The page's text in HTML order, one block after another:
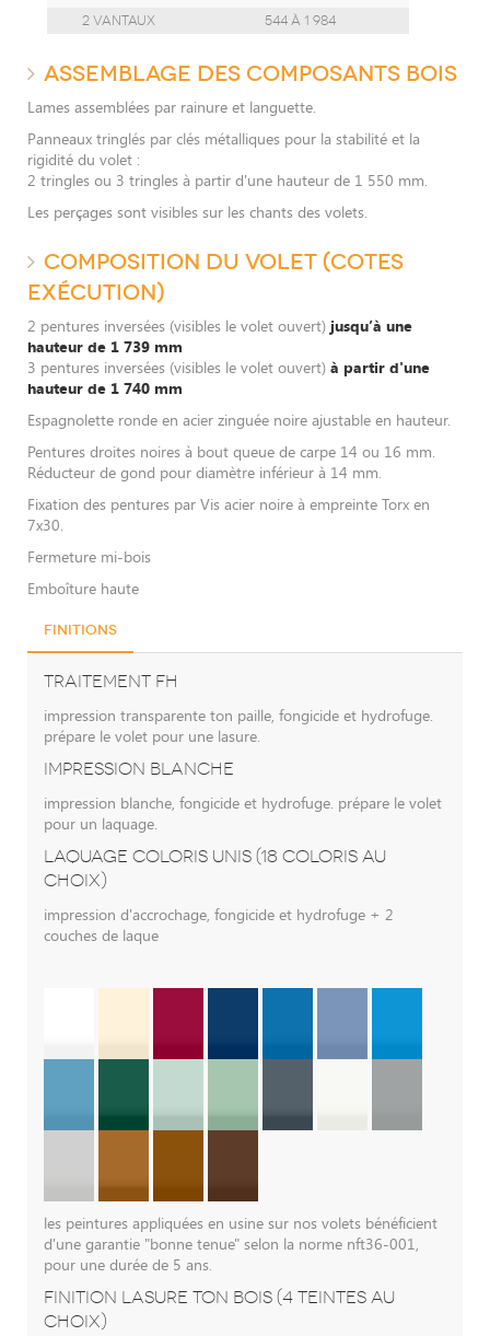
2 vantaux
544 à 1 984
ASSEMBLAGE DES COMPOSANTS BOIS
Lames assemblées par rainure et languette.
Panneaux tringlés par clés métalliques pour la stabilité et la
rigidité du volet :
2 tringles ou 3 tringles à partir d'une hauteur de 1 550 mm.
Les perçages sont visibles sur les chants des volets.
COMPOSITION DU VOLET (COTES
EXÉCUTION)
2 pentures inversées (visibles le volet ouvert) jusqu’à une
hauteur de 1 739 mm
3 pentures inversées (visibles le volet ouvert) à partir d'une
hauteur de 1 740 mm
Espagnolette ronde en acier zinguée noire ajustable en hauteur.
Pentures droites noires à bout queue de carpe 14 ou 16 mm.
Réducteur de gond pour diamètre inférieur à 14 mm.
Fixation des pentures par Vis acier noire à empreinte Torx en
7x30.
Fermeture mi-bois
Emboîture haute
Finitions
TRAITEMENT FH
impression transparente ton paille, fongicide et hydrofuge.
prépare le volet pour une lasure.
IMPRESSION BLANCHE
impression blanche, fongicide et hydrofuge. prépare le volet
pour un laquage.
LAQUAGE COLORIS UNIS (18 COLORIS AU
CHOIX)
impression d'accrochage, fongicide et hydrofuge + 2
couches de laque
les peintures appliquées en usine sur nos volets bénéficient
d'une garantie "bonne tenue" selon la norme nft36-001,
pour une durée de 5 ans.
FINITION LASURE TON BOIS (4 TEINTES AU
CHOIX)